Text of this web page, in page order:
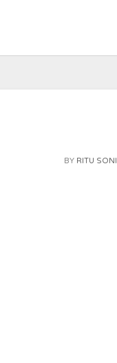
BY RITU SONI